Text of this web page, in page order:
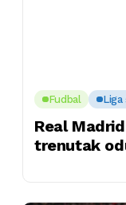
Fudbal Liga
Real
trenutak